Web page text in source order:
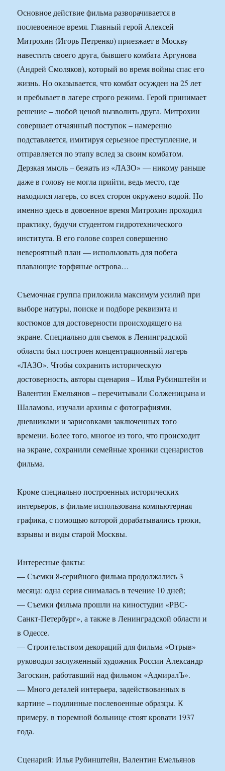
Основное действие фильма разворачивается в
послевоенное время. Главный герой Алексей
Митрохин (Игорь Петренко) приезжает в Москву
навестить своего друга, бывшего комбата Аргунова
(Андрей Смоляков), который во время войны спас его
жизнь. Но оказывается, что комбат осужден на 25 лет
и пребывает в лагере строго режима. Герой принимает
решение – любой ценой вызволить друга. Митрохин
совершает отчаянный поступок – намеренно
подставляется, имитируя серьезное преступление, и
отправляется по этапу вслед за своим комбатом.
Дерзкая мысль – бежать из «ЛАЗО» — никому раньше
даже в голову не могла прийти, ведь место, где
находился лагерь, со всех сторон окружено водой. Но
именно здесь в довоенное время Митрохин проходил
практику, будучи студентом гидротехнического
института. В его голове созрел совершенно
невероятный план — использовать для побега
плавающие торфяные острова…
Съемочная группа приложила максимум усилий при
выборе натуры, поиске и подборе реквизита и
костюмов для достоверности происходящего на
экране. Специально для съемок в Ленинградской
области был построен концентрационный лагерь
«ЛАЗО». Чтобы сохранить историческую
достоверность, авторы сценария – Илья Рубинштейн и
Валентин Емельянов – перечитывали Солженицына и
Шаламова, изучали архивы с фотографиями,
дневниками и зарисовками заключенных того
времени. Более того, многое из того, что происходит
на экране, сохранили семейные хроники сценаристов
фильма.
Кроме специально построенных исторических
интерьеров, в фильме использована компьютерная
графика, с помощью которой дорабатывались трюки,
взрывы и виды старой Москвы.
Интересные факты:
— Съемки 8-серийного фильма продолжались 3
месяца: одна серия снималась в течение 10 дней;
— Съемки фильма прошли на киностудии «РВС-
Санкт-Петербург», а также в Ленинградской области и
в Одессе.
— Строительством декораций для фильма «Отрыв»
руководил заслуженный художник России Александр
Загоскин, работавший над фильмом «АдмиралЪ».
— Много деталей интерьера, задействованных в
картине – подлинные послевоенные образцы. К
примеру, в тюремной больнице стоят кровати 1937
года.
Сценарий: Илья Рубинштейн, Валентин Емельянов